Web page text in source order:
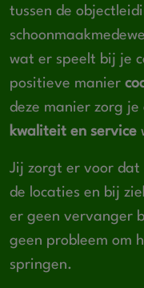
tussen de
wat er speelt bij je
positieve manier
deze manier zorg
kwaliteit en service
Jij zorgt er voor dat
de locaties en bij
er geen vervanger
geen probleem om
springen.